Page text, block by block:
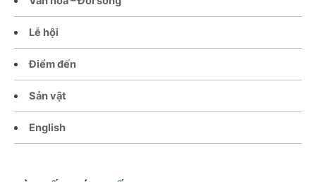
Lễ hội
Điểm đến
Sản vật
English